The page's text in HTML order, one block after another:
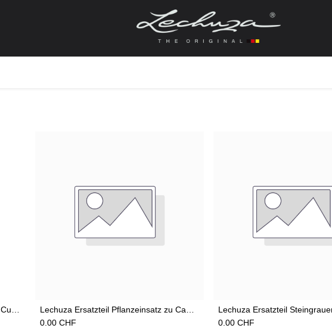
Add to Cart
0.00 CHF
Add to Cart
0.00 CHF